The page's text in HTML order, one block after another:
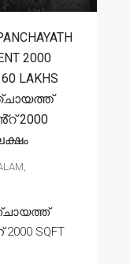
2000
LAKHS
2000
SQFT